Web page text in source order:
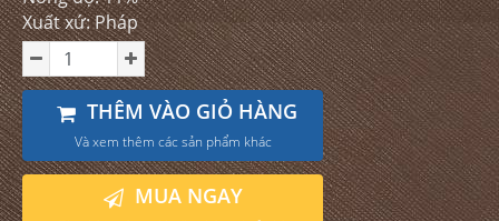
Xuất xứ: Pháp
THÊM VÀO GIỎ HÀNG
Và xem thêm các sản phẩm khác
MUA NGAY